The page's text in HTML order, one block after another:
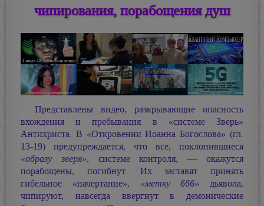
чипирования, порабощения душ
Представлены видео, разкрывающие опасность
вхождения и пребывания в «системе Зверь»
Антихриста. В «Откровении Иоанна Богослова» (гл.
13-19) предупреждается, что все, поклонившиеся
«образу зверя», системе контроля, — окажутся
порабощены, погибнут. Их заставят принять
гибельное «начертание», «метку 666» дьявола,
чипируют, навсегда ввергнут в демонические